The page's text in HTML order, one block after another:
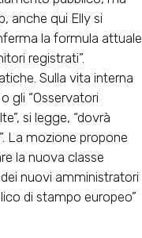
anche qui Elly si
la formula attuale
registrati”.
Sulla vita interna
gli “Osservatori
si legge, “dovrà
La mozione propone
la nuova classe
nuovi amministratori
di stampo europeo”